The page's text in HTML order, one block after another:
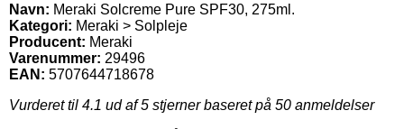
Navn: Meraki Solcreme Pure SPF30, 275ml.
Kategori: Meraki > Solpleje
Producent: Meraki
Varenummer: 29496
EAN: 5707644718678
Vurderet til 4.1 ud af 5 stjerner baseret på 50 anmeldelser